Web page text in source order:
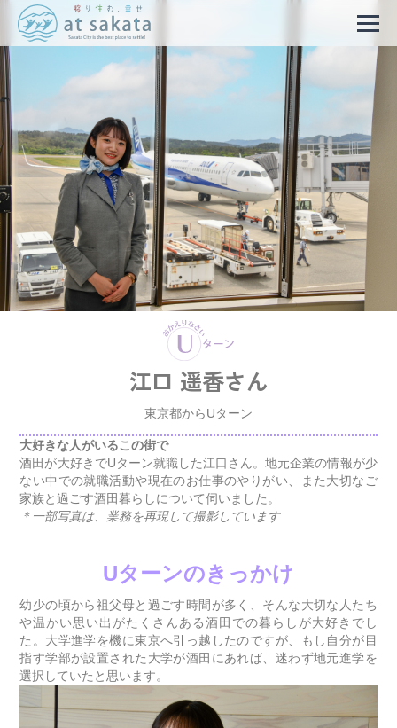
江口 遥香さん
東京都からUターン
大好きな人がいるこの街で
酒田が大好きでUターン就職した江口さん。地元企業の情報が少
ない中での就職活動や現在のお仕事のやりがい、また大切なご
家族と過ごす酒田暮らしについて伺いました。
＊一部写真は、業務を再現して撮影しています
Uターンのきっかけ
幼少の頃から祖父母と過ごす時間が多く、そんな大切な人たち
や温かい思い出がたくさんある酒田での暮らしが大好きでし
た。大学進学を機に東京へ引っ越したのですが、もし自分が目
指す学部が設置された大学が酒田にあれば、迷わず地元進学を
選択していたと思います。